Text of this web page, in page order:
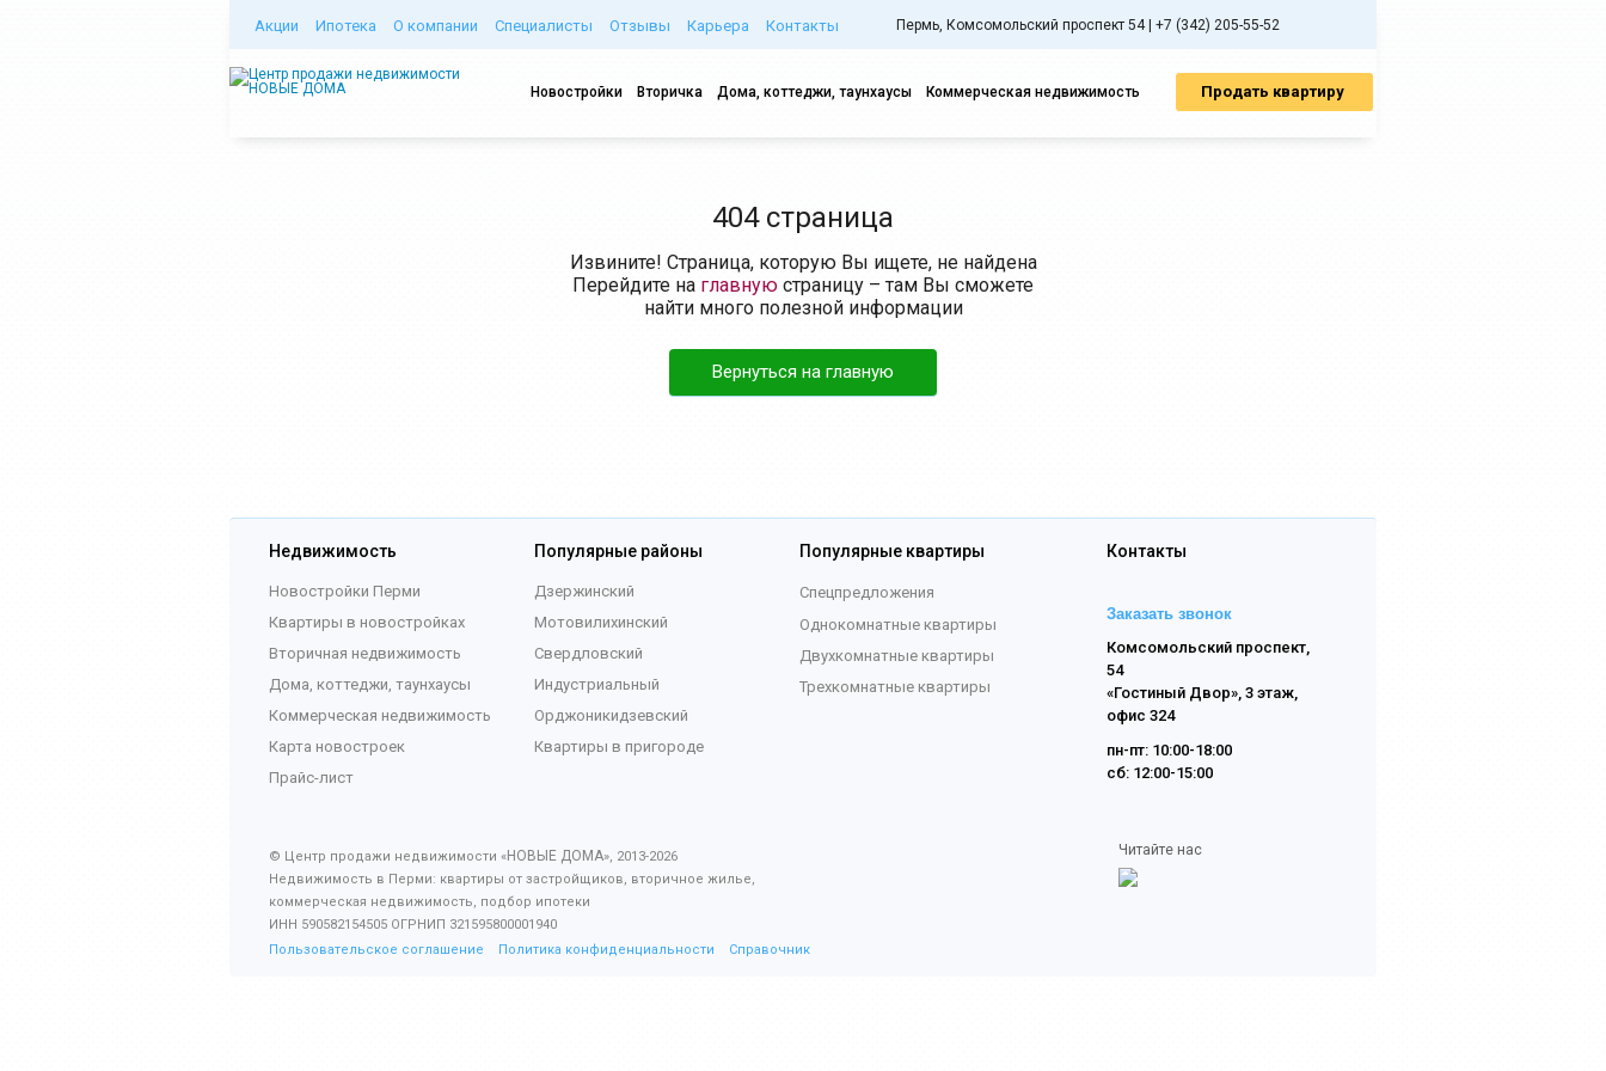
Акции Ипотека О компании Специалисты Отзывы Карьера Контакты Пермь, Комсомольский проспект 54 | +7 (342) 205-55-52
Новостройки Вторичка Дома, коттеджи, таунхаусы Коммерческая недвижимость Продать квартиру
404 страница
Извините! Страница, которую Вы ищете, не найдена
Перейдите на главную страницу – там Вы сможете
найти много полезной информации
Вернуться на главную
Недвижимость
Новостройки Перми
Квартиры в новостройках
Вторичная недвижимость
Дома, коттеджи, таунхаусы
Коммерческая недвижимость
Карта новостроек
Прайс-лист
Популярные районы
Дзержинский
Мотовилихинский
Свердловский
Индустриальный
Орджоникидзевский
Квартиры в пригороде
Популярные квартиры
Спецпредложения
Однокомнатные квартиры
Двухкомнатные квартиры
Трехкомнатные квартиры
Контакты
Заказать звонок
Комсомольский проспект,
54
«Гостиный Двор», 3 этаж,
офис 324
пн-пт: 10:00-18:00
сб: 12:00-15:00
© Центр продажи недвижимости «НОВЫЕ ДОМА», 2013-2026
Недвижимость в Перми: квартиры от застройщиков, вторичное жилье,
коммерческая недвижимость, подбор ипотеки
ИНН 590582154505 ОГРНИП 321595800001940
Пользовательское соглашение
Политика конфиденциальности Справочник
Читайте нас